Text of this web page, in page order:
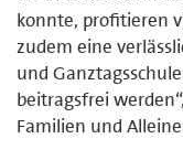
konnte, profitieren
zudem eine
und
beitragsfrei
Familien und